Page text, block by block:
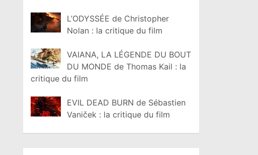
L’ODYSSÉE de Christopher
Nolan : la critique du film
VAIANA, LA LÉGENDE DU BOUT
DU MONDE de Thomas Kail : la
critique du film
EVIL DEAD BURN de Sébastien
Vaniček : la critique du film